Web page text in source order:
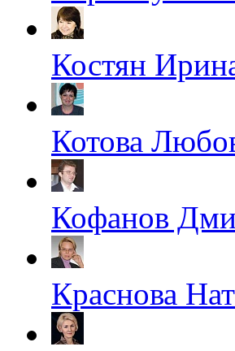
Костян
Котова
Кофанов
Краснова